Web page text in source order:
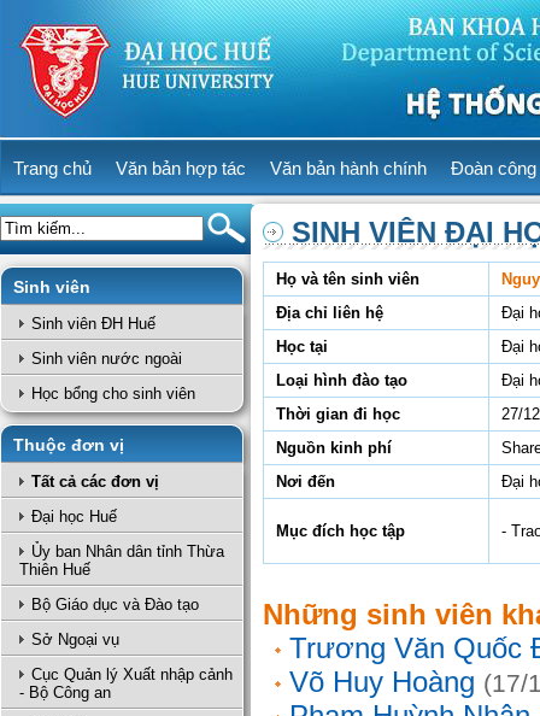
Trang chủ Văn bản hợp tác Văn bản hành chính Đoàn công
Sinh viên
Sinh viên ĐH Huế
Sinh viên nước ngoài
Học bổng cho sinh viên
Thuộc đơn vị
Tất cả các đơn vị
Đại học Huế
Ủy ban Nhân dân tỉnh Thừa
Thiên Huế
Bộ Giáo dục và Đào tạo
Sở Ngoại vụ
Cục Quản lý Xuất nhập cảnh
- Bộ Công an
SINH VIÊN ĐẠI
Họ và tên sinh viên
Địa chỉ liên hệ
Đại
Học tại
Đại
Loại hình đào tạo
Đại
Thời gian đi học
27/
Nguồn kinh phí
Nơi đến
Đại
Mục đích học tập -
Những sinh viên
Trương Văn Quốc
Võ Huy Hoàng (17/